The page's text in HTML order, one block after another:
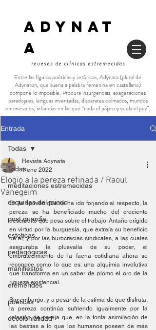
ADYNAT
a
reveses de clínicas estremecidas
Entre las figuras poéticas y retóricas, Adynata (plural de
Adynaton, que suena a palabra femenina en castellano)
compone lo imposible. Procura insurgencias, exageraciones
paradojales, lenguas inventadas, disparates colmados, mundos
enrevesados, infancias en las que “nada el pájaro y vuela el pez”.
Entrada
Todas
meditaciones estremecidas
esquirlas del miedo
post guardia
esteticas
pedagógicas
manifiestos
efemérides
poéticas
decolonialidad
Todas
Elogio a la pereza refinada / Raoul
Vanegeim
Revista Adynata
1 ene 2022
En la opinión que se ha ido forjando al respecto, la
pereza se ha beneficiado mucho del creciente
descrédito que pesa sobre el trabajo. Antaño erigido
en virtud por la burguesía, que extraía su beneficio
de él, y por las burocracias sindicales, a las cuales
aseguraba la plusvalía de su poder, el
embrutecimiento de la faena cotidiana ahora se
reconoce como lo que es: una alquimia involutiva
que transforma en un saber de plomo el oro de la
riqueza existencial.
Sin embargo, y a pesar de la estima de que disfruta,
la pereza continúa sufriendo igualmente por la
relación de pareja que, en la tonta asimilación de
las bestias a lo que los humanos poseen de más